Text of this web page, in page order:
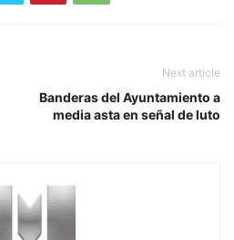
Next article
Banderas del Ayuntamiento a
media asta en señal de luto